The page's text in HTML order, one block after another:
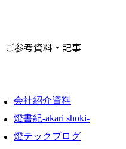
ご参考資料・記事
会社紹介資料
燈書紀-akari shoki-
燈テックブログ